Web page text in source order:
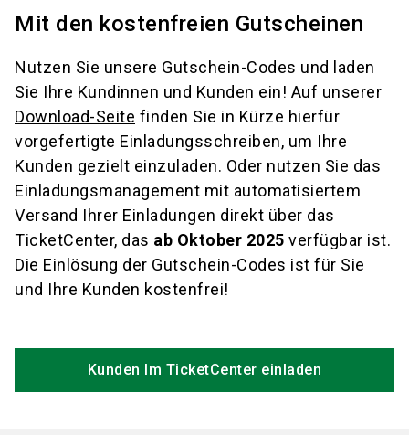
Mit den kostenfreien Gutscheinen
Nutzen Sie unsere Gutschein-Codes und laden
Sie Ihre Kundinnen und Kunden ein! Auf unserer
Download-Seite finden Sie in Kürze hierfür
vorgefertigte Einladungsschreiben, um Ihre
Kunden gezielt einzuladen. Oder nutzen Sie das
Einladungsmanagement mit automatisiertem
Versand Ihrer Einladungen direkt über das
TicketCenter, das ab Oktober 2025 verfügbar ist.
Die Einlösung der Gutschein-Codes ist für Sie
und Ihre Kunden kostenfrei!
Kunden Im TicketCenter einladen